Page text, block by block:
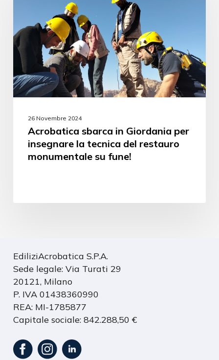
26 Novembre 2024
Acrobatica sbarca in Giordania per
insegnare la tecnica del restauro
monumentale su fune!
EdiliziAcrobatica S.P.A.
Sede legale: Via Turati 29
20121, Milano
P. IVA 01438360990
REA: MI-1785877
Capitale sociale: 842.288,50 €